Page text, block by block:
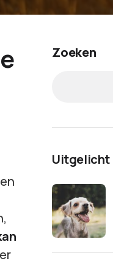
Zoeken
Uitgelicht